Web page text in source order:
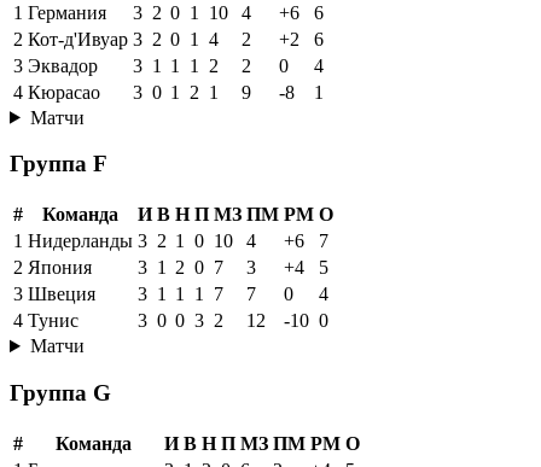
1 Германия 3 2 0 1 10 4 +6
6
2 Кот-д'Ивуар 3 2 0 1 4 2 +2
6
3 Эквадор 3 1 1 1 2 2 0
4
4 Кюрасао 3 0 1 2 1 9 -8
1
Матчи
Группа F
# Команда И В Н П МЗ ПМ РМ О
1 Нидерланды 3 2 1 0 10 4 +6
7
2 Япония 3 1 2 0 7 3 +4
5
3 Швеция 3 1 1 1 7 7 0
4
4 Тунис 3 0 0 3 2 12 -10 0
Матчи
Группа G
# Команда И В Н П МЗ ПМ РМ О